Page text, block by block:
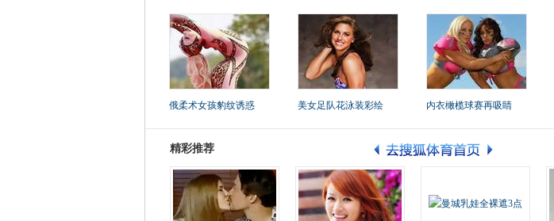
俄柔术女孩豹纹诱惑 美女足队花泳装彩绘 内衣橄榄球赛再吸睛
精彩推荐